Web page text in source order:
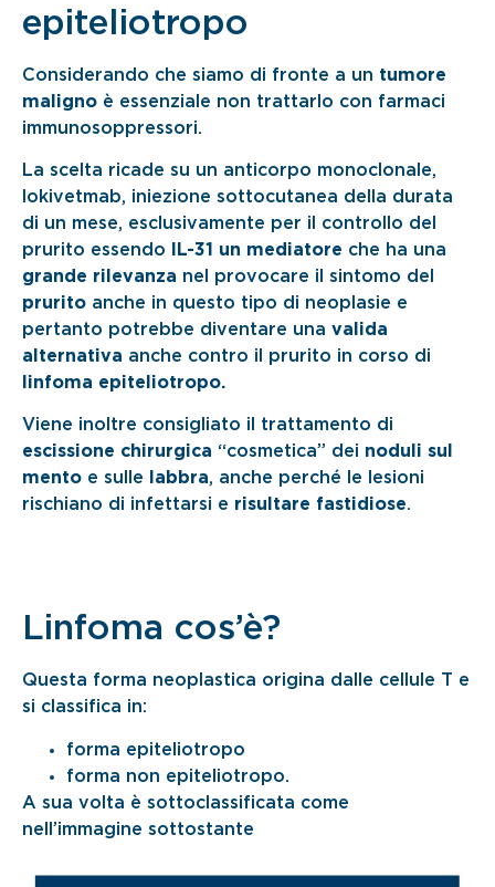
epiteliotropo
Considerando che siamo di fronte a un tumore
maligno è essenziale non trattarlo con farmaci
immunosoppressori.
La scelta ricade su un anticorpo monoclonale,
lokivetmab, iniezione sottocutanea della durata
di un mese, esclusivamente per il controllo del
prurito essendo
IL-31 un mediatore che ha una
grande rilevanza nel provocare il sintomo del
prurito anche in questo tipo di neoplasie e
pertanto potrebbe diventare una valida
alternativa anche contro il prurito in corso di
linfoma epiteliotropo.
Viene inoltre consigliato il trattamento di
escissione chirurgica “cosmetica” dei noduli sul
mento e sulle labbra, anche perché le lesioni
rischiano di infettarsi e risultare fastidiose.
Linfoma cos’è?
Questa forma neoplastica origina dalle cellule T e
si classifica in:
forma epiteliotropo
forma non epiteliotropo.
A sua volta è sottoclassificata come
nell’immagine sottostante